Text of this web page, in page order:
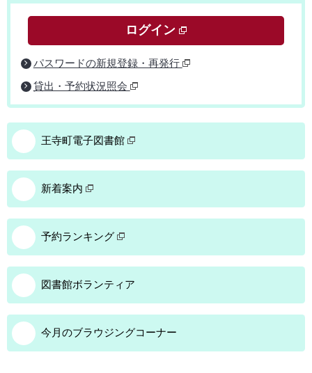
ログイン
パスワードの新規登録・再発行
貸出・予約状況照会
王寺町電子図書館
新着案内
予約ランキング
図書館ボランティア
今月のブラウジングコーナー